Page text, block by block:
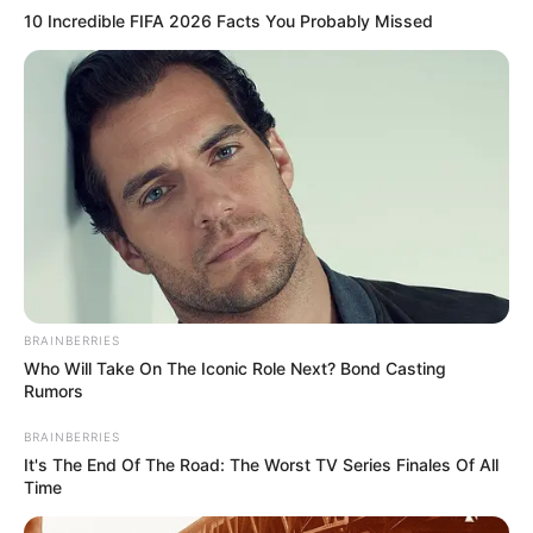
ΡΟΗ ΤΩΝ ΑΡΘΡΩΝ ΣΗΜΑΝΤΙΚΕΣ ΕΙΔΗΣΕΙΣ
Ο Covid τελείωσε και η αγορά το ξέρει.
Ο Covid τελείωσε και η αγορά το ξέρει. Pfizer στους
επενδυτές της: «Τα πράγματα δεν πάνε καλά! Πρέπει να
αποκαλύψουμε τα πραγματικά στοιχεία για τα εμβόλια»....
10 Incredible FIFA 2026 Facts You Probably Missed
BRAINBERRIES
Who Will Take On The Iconic Role Next? Bond Casting
Rumors
BRAINBERRIES
It's The End Of The Road: The Worst TV Series Finales Of All
Time